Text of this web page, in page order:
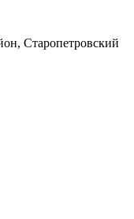
Старопетровский